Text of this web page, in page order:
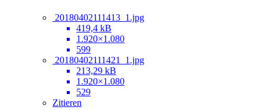
20180402111413_1.jpg
419,4 kB
1.920×1.080
599
20180402111421_1.jpg
213,29 kB
1.920×1.080
529
Zitieren